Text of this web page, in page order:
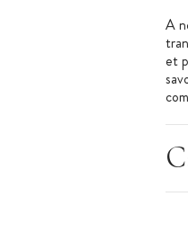
A
et